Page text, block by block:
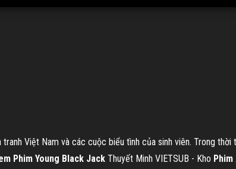
Việt Nam và các cuộc biểu tình của sinh viên. Trong thời
Phim Young Black Jack Thuyết Minh VIETSUB - Kho Phim